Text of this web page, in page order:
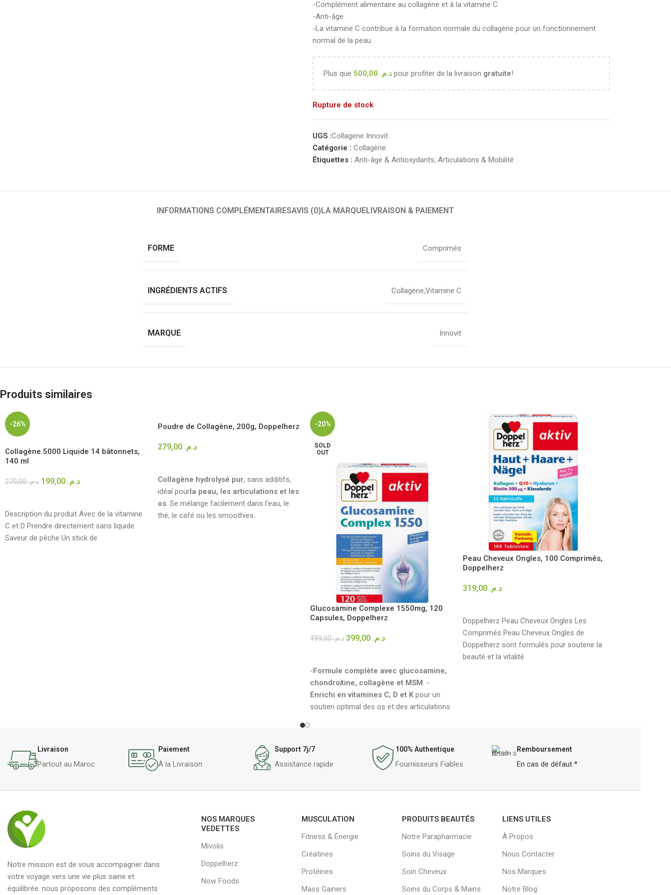
-Complément alimentaire au collagène et à la vitamine C
-Anti-âge.
-La vitamine C contribue à la formation normale du collagène pour un fonctionnement
normal de la peau.
Plus que د.م.pour profiter de la livraison gratuite!
Rupture de stock
UGS :Collagene Innovit
Catégorie : Collagène
Étiquettes : Anti-âge & Antioxydants, Articulations & Mobilité
INFORMATIONS COMPLÉMENTAIRESAVIS (0)LA MARQUELIVRAISON & PAIEMENT
FORME Comprimés
INGRÉDIENTS ACTIFS Collagène,Vitamine C
MARQUE Innovit
Produits similaires
-26%
Collagène 5000 Liquide 14 bâtonnets,
140 ml
د.م.270,00 د.م.
Description du produit Avec de la vitamine
C et D Prendre directement sans liquide
Saveur de pêche Un stick de
Poudre de Collagène, 200g, Doppelherz
د.م. 279,00
Collagène hydrolysé pur, sans additifs,
idéal pourla peau, les articulations et les
os. Se mélange facilement dans l'eau, le
thé, le café ou les smoothies.
-20%
SOLD
OUT
Glucosamine Complexe 1550mg, 120
Capsules, Doppelherz
د.م.499,00 د.م.
- Formule complète avec glucosamine,
chondroïtine, collagène et MSM . -
Enrichi en vitamines C, D et Kpour un
soutien optimal des os et des articulations
Peau Cheveux Ongles, 100 Comprimés,
Doppelherz
د.م. 319,00
Doppelherz Peau Cheveux Ongles Les
Comprimés Peau Cheveux Ongles de
Doppelherz sont formulés pour soutenir la
beauté et la vitalité
Livraison
Partout au Maroc
Paiement
À la Livraison
Support 7j/7
Assistance rapide
100% Authentique
Fournisseurs Fiables
Remboursement
En cas de défaut *
Notre mission est de vous accompagner dans
votre voyage vers une vie plus saine et
équilibrée. nous proposons des compléments
NOS MARQUES
VEDETTES
Mivolis
Doppelherz
Now Foods
MUSCULATION
Fitness & Énergie
Créatines
Protéines
Mass Gainers
PRODUITS BEAUTÉS
Notre Parapharmacie
Soins du Visage
Soin Cheveux
Soins du Corps & Mains
LIENS UTILES
À Propos
Nous Contacter
Nos Marques
Notre Blog